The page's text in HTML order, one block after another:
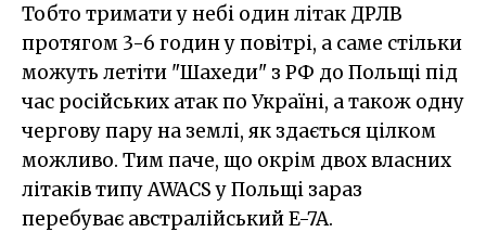
Тобто тримати у небі один літак ДРЛВ
протягом 3-6 годин у повітрі, а саме стільки
можуть летіти "Шахеди" з РФ до Польщі під
час російських атак по Україні, а також одну
чергову пару на землі, як здається цілком
можливо. Тим паче, що окрім двох власних
літаків типу AWACS у Польщі зараз
перебуває австралійський E-7A.